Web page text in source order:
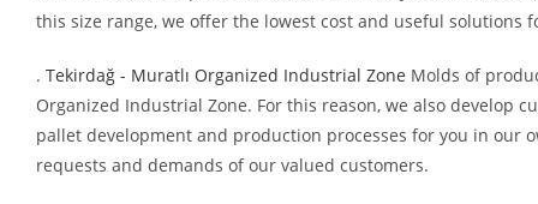
this size range, we offer the lowest cost and useful solutions
. Tekirdağ - Muratlı Organized Industrial Zone Molds of
Organized Industrial Zone. For this reason, we also develop
pallet development and production processes for you in our
requests and demands of our valued customers.